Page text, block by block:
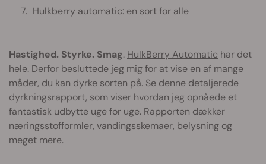
Hulkberry automatic: en sort for alle
Hastighed. Styrke. Smag. HulkBerry Automatic har det
hele. Derfor besluttede jeg mig for at vise en af mange
måder, du kan dyrke sorten på. Se denne detaljerede
dyrkningsrapport, som viser hvordan jeg opnåede et
fantastisk udbytte uge for uge. Rapporten dækker
næringsstofformler, vandingsskemaer, belysning og
meget mere.